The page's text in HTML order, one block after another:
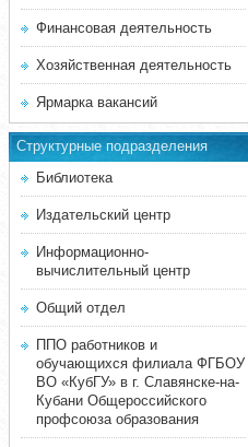
Финансовая деятельность
Хозяйственная деятельность
Ярмарка вакансий
Структурные подразделения
Библиотека
Издательский центр
Информационно-
вычислительный центр
Общий отдел
ППО работников и
обучающихся филиала ФГБОУ
ВО «КубГУ» в г. Славянске-на-
Кубани Общероссийского
профсоюза образования